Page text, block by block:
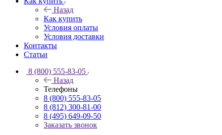
Назад
Как купить
Условия оплаты
Условия доставки
Контакты
Статьи
8 (800) 555-83-05
Назад
Телефоны
8 (800) 555-83-05
8 (812) 300-81-00
8 (495) 649-09-50
Заказать звонок